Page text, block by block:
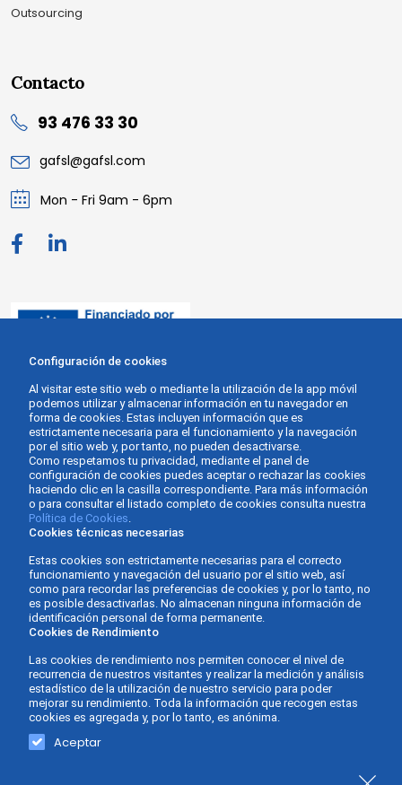
Outsourcing
Contacto
93 476 33 30
gafsl@gafsl.com
Mon - Fri 9am - 6pm
Gabinete Asesor Fernàndez - Asesoría de empresas ©
2026 -
Política de Privacidad
Configuración de cookies
Al visitar este sitio web o mediante la utilización de la app móvil
podemos utilizar y almacenar información en tu navegador en
forma de cookies. Estas incluyen información que es
estrictamente necesaria para el funcionamiento y la navegación
por el sitio web y, por tanto, no pueden desactivarse.
Como respetamos tu privacidad, mediante el panel de
configuración de cookies puedes aceptar o rechazar las cookies
haciendo clic en la casilla correspondiente. Para más información
o para consultar el listado completo de cookies consulta nuestra
Política de Cookies.
Cookies técnicas necesarias
Estas cookies son estrictamente necesarias para el correcto
funcionamiento y navegación del usuario por el sitio web, así
como para recordar las preferencias de cookies y, por lo tanto, no
es posible desactivarlas. No almacenan ninguna información de
identificación personal de forma permanente.
Cookies de Rendimiento
Las cookies de rendimiento nos permiten conocer el nivel de
recurrencia de nuestros visitantes y realizar la medición y análisis
estadístico de la utilización de nuestro servicio para poder
mejorar su rendimiento. Toda la información que recogen estas
cookies es agregada y, por lo tanto, es anónima.
Aceptar